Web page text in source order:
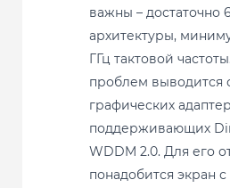
важны – достаточно
архитектуры,
ГГц тактовой
проблем выводится
графических
поддерживающих
WDDM 2.0. Для его
понадобится экран